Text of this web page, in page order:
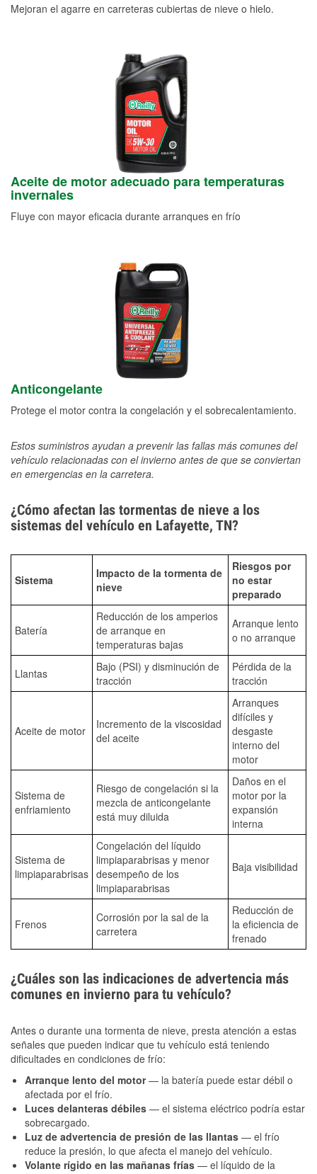
Mejoran el agarre en carreteras cubiertas de nieve o hielo.
Aceite de motor adecuado para temperaturas
invernales
Fluye con mayor eficacia durante arranques en frío
Anticongelante
Protege el motor contra la congelación y el sobrecalentamiento.
Estos suministros ayudan a prevenir las fallas más comunes del
vehículo relacionadas con el invierno antes de que se conviertan
en emergencias en la carretera.
¿Cómo afectan las tormentas de nieve a los
sistemas del vehículo en Lafayette, TN?
Sistema
Impacto de la tormenta de
nieve
Riesgos por
no estar
preparado
Batería
Reducción de los amperios
de arranque en
temperaturas bajas
Arranque lento
o no arranque
Llantas
Bajo (PSI) y disminución de
tracción
Pérdida de la
tracción
Aceite de motor
Incremento de la viscosidad
del aceite
Arranques
difíciles y
desgaste
interno del
motor
Sistema de
enfriamiento
Riesgo de congelación si la
mezcla de anticongelante
está muy diluida
Daños en el
motor por la
expansión
interna
Sistema de
limpiaparabrisas
Congelación del líquido
limpiaparabrisas y menor
desempeño de los
limpiaparabrisas
Baja visibilidad
Frenos
Corrosión por la sal de la
carretera
Reducción de
la eficiencia de
frenado
¿Cuáles son las indicaciones de advertencia más
comunes en invierno para tu vehículo?
Antes o durante una tormenta de nieve, presta atención a estas
señales que pueden indicar que tu vehículo está teniendo
dificultades en condiciones de frío:
Arranque lento del motor— la batería puede estar débil o
afectada por el frío.
Luces delanteras débiles — el sistema eléctrico podría estar
sobrecargado.
Luz de advertencia de presión de las llantas — el frío
reduce la presión, lo que afecta el manejo del vehículo.
Volante rígido en las mañanas frías — el líquido de la